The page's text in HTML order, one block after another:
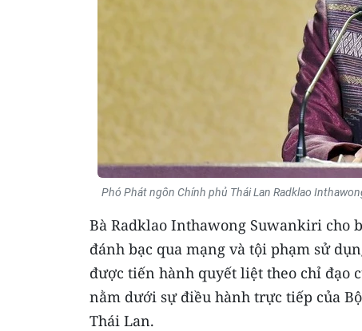
Phó Phát ngôn Chính phủ Thái Lan Radklao
Bà Radklao Inthawong Suwankiri cho
đánh bạc qua mạng và tội phạm sử
được tiến hành quyết liệt theo chỉ đạo
nằm dưới sự điều hành trực tiếp của
Thái Lan.